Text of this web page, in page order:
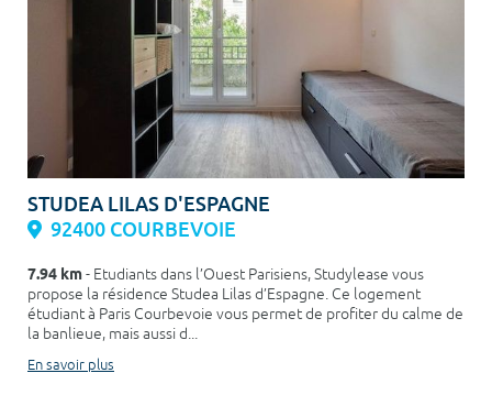
STUDEA LILAS D'ESPAGNE
92400 COURBEVOIE
7.94 km- Etudiants dans l’Ouest Parisiens, Studylease vous
propose la résidence Studea Lilas d’Espagne. Ce logement
étudiant à Paris Courbevoie vous permet de profiter du calme de
la banlieue, mais aussi d...
En savoir plus